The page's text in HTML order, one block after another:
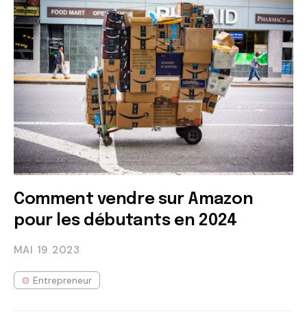
Comment vendre sur Amazon
pour les débutants en 2024
MAI 19 2023
Entrepreneur